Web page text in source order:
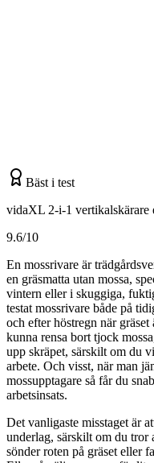
Bäst i test
vidaXL 2-i-1 vertikalskärare
9.6/10
En mossrivare är
en gräsmatta utan mossa,
vintern eller i skuggiga,
testat mossrivare både på
och efter höstregn när
kunna rensa bort tjock
upp skräpet, särskilt om du
arbete. Och visst, när man
mossupptagare så får du
arbetsinsats.
Det vanligaste misstaget är
underlag, särskilt om du tror
sönder roten på gräset eller